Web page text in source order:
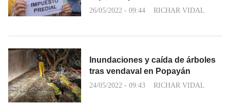
26/05/2022 - 09:44 RICHAR VIDAL
Inundaciones y caída de árboles
tras vendaval en Popayán
24/05/2022 - 09:43 RICHAR VIDAL